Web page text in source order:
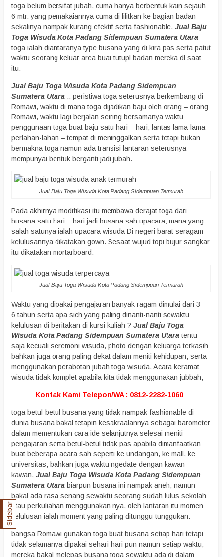
toga belum bersifat jubah, cuma hanya berbentuk kain sejauh
6 mtr. yang pemakaiannya cuma di lilitkan ke bagian badan
sekalinya nampak kurang efektif serta fashionable, Jual Baju
Toga Wisuda Kota Padang Sidempuan Sumatera Utara
toga ialah diantaranya type busana yang di kira pas serta patut
waktu seorang keluar area buat tutupi badan mereka di saat
itu.
Jual Baju Toga Wisuda Kota Padang Sidempuan
Sumatera Utara :: peristiwa toga seterusnya berkembang di
Romawi, waktu di mana toga dijadikan baju oleh orang – orang
Romawi, waktu lagi berjalan seiring bersamanya waktu
penggunaan toga buat baju satu hari – hari, lantas lama-lama
perlahan-lahan – tempat di meninggalkan serta tetapi bukan
bermakna toga namun ada transisi lantaran seterusnya
mempunyai bentuk berganti jadi jubah.
Jual Baju Toga Wisuda Kota Padang Sidempuan Termurah
Pada akhirnya modifikasi itu membawa derajat toga dari
busana satu hari – hari jadi busana sah upacara, mana yang
salah satunya ialah upacara wisuda Di negeri barat seragam
kelulusannya dikatakan gown. Sesaat wujud topi bujur sangkar
itu dikatakan mortarboard.
Jual Baju Toga Wisuda Kota Padang Sidempuan Termurah
Waktu yang dipakai pengajaran banyak ragam dimulai dari 3 –
6 tahun serta apa sich yang paling dinanti-nanti sewaktu
kelulusan di beritakan di kursi kuliah ? Jual Baju Toga
Wisuda Kota Padang Sidempuan Sumatera Utara tentu
saja kecuali seremoni wisuda, photo dengan keluarga terkasih
bahkan juga orang paling dekat dalam meniti kehidupan, serta
menggunakan perabotan jubah toga wisuda, Acara keramat
wisuda tidak komplet apabila kita tidak menggunakan jubbah,
Kontak Kami Telepon/WA : 0812-2282-1060
toga betul-betul busana yang tidak nampak fashionable di
dunia busana bakal tetapin kesakraalannya sebagai barometer
dalam mementukan cara ide selanjutnya selesai meniti
pengajaran serta betul-betul tidak pas apabila dimanfaatkan
buat beberapa acara sah seperti ke undangan, ke mall, ke
universitas, bahkan juga waktu ngedate dengan kawan –
kawan, Jual Baju Toga Wisuda Kota Padang Sidempuan
Sumatera Utara biarpun busana ini nampak aneh, namun
bakal ada rasa senang sewaktu seorang sudah lulus sekolah
atau perkuliahan menggunakan nya, oleh lantaran itu momen
kelulusan ialah moment yang paling ditunggu-tunggukan.
bangsa Romawi gunakan toga buat busana setiap hari tetapi
tidak selamanya dipakai sehari-hari pun namun setiap waktu,
mereka bakal melepas busana toga sewaktu ada di dalam
Sidebar